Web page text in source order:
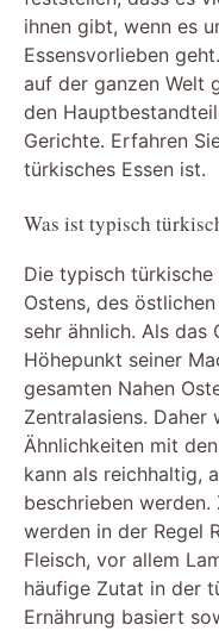
ihnen gibt, wenn es
Essensvorlieben
auf der ganzen Welt
den
Gerichte. Erfahren
türkisches Essen ist.
Was ist typisch
Die typisch türkische
Ostens, des
sehr ähnlich. Als das
Höhepunkt seiner
gesamten Nahen
Zentralasiens.
Ähnlichkeiten mit
kann als reichhaltig,
beschrieben
werden in der Regel
Fleisch, vor allem
häufige Zutat in der
Ernährung basiert